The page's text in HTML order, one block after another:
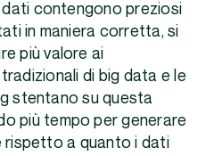
contengono preziosi
in maniera corretta, si
più valore ai
di big data e le
stentano su questa
più tempo per generare
rispetto a quanto i dati